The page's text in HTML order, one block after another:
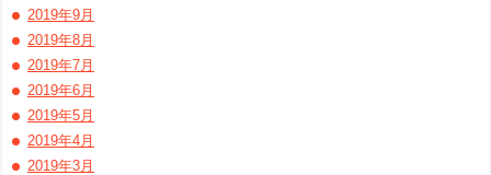
2019年9月
2019年8月
2019年7月
2019年6月
2019年5月
2019年4月
2019年3月